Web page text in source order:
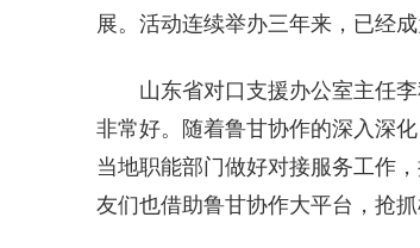
展。活动连续举办三年来，已经
山东省对口支援办公室主任
非常好。随着鲁甘协作的深入深
当地职能部门做好对接服务工作
友们也借助鲁甘协作大平台，抢